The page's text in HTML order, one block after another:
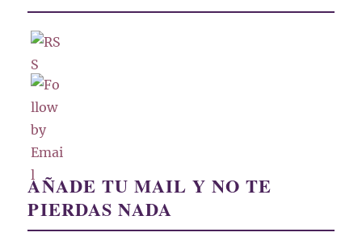
AÑADE TU MAIL Y NO TE
PIERDAS NADA